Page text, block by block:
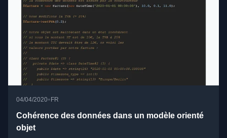
04/04/2020• FR
Cohérence des données dans un modèle orienté
objet